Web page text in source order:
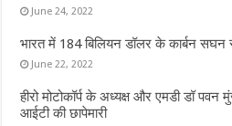
June 24, 2022
भारत में 184 बिलियन डॉलर के कार्बन सघन
June 22, 2022
हीरो मोटोकॉर्प के अध्यक्ष और एमडी डॉ
आईटी की छापेमारी